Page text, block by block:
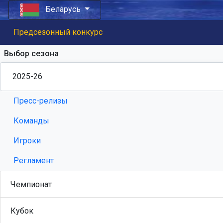
Беларусь
Предсезонный конкурс
Выбор сезона
Пресс-релизы
Команды
Игроки
Регламент
Чемпионат
Кубок